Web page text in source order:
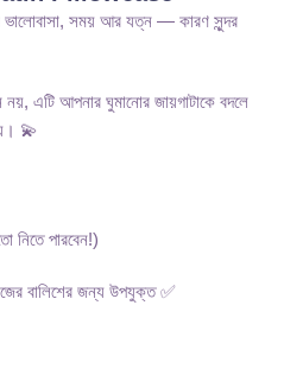
ভালোবাসা, সময় আর যত্ন — কারণ সুন্দর
নয়, এটি আপনার ঘুমানোর জায়গাটাকে বদলে
💫
নিতে পারবেন!)
বালিশের জন্য উপযুক্ত ✅